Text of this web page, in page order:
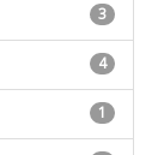
3
4
1